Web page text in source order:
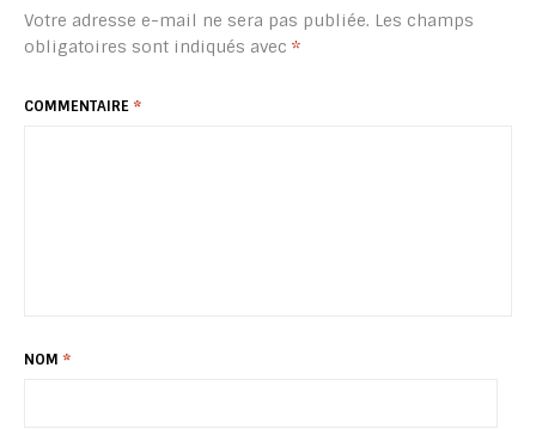
Votre adresse e-mail ne sera pas publiée. Les champs
obligatoires sont indiqués avec *
COMMENTAIRE *
NOM *